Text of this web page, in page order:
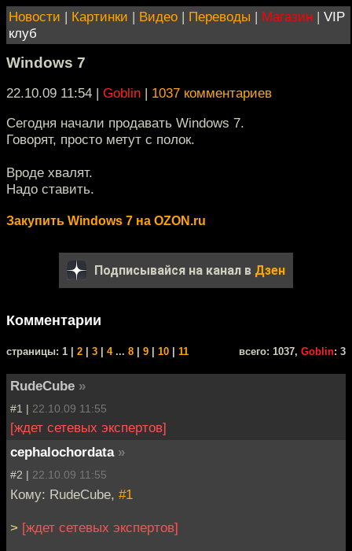
Новости | Картинки | Видео | Переводы | Магазин | VIP
клуб
Windows 7
22.10.09 11:54 | Goblin | 1037 комментариев
Сегодня начали продавать Windows 7.
Говорят, просто метут с полок.
Вроде хвалят.
Надо ставить.
Закупить Windows 7 на OZON.ru
Подписывайся на канал в Дзен
Комментарии
cтраницы: 1 | 2 3 4... 8 9 10 11 всего: 1037, Goblin: 3
RudeCube »
#1 | 22.10.09 11:55
[ждет сетевых экспертов]
cephalochordata »
#2 | 22.10.09 11:55
Кому: RudeCube, #1
> [ждет сетевых экспертов]